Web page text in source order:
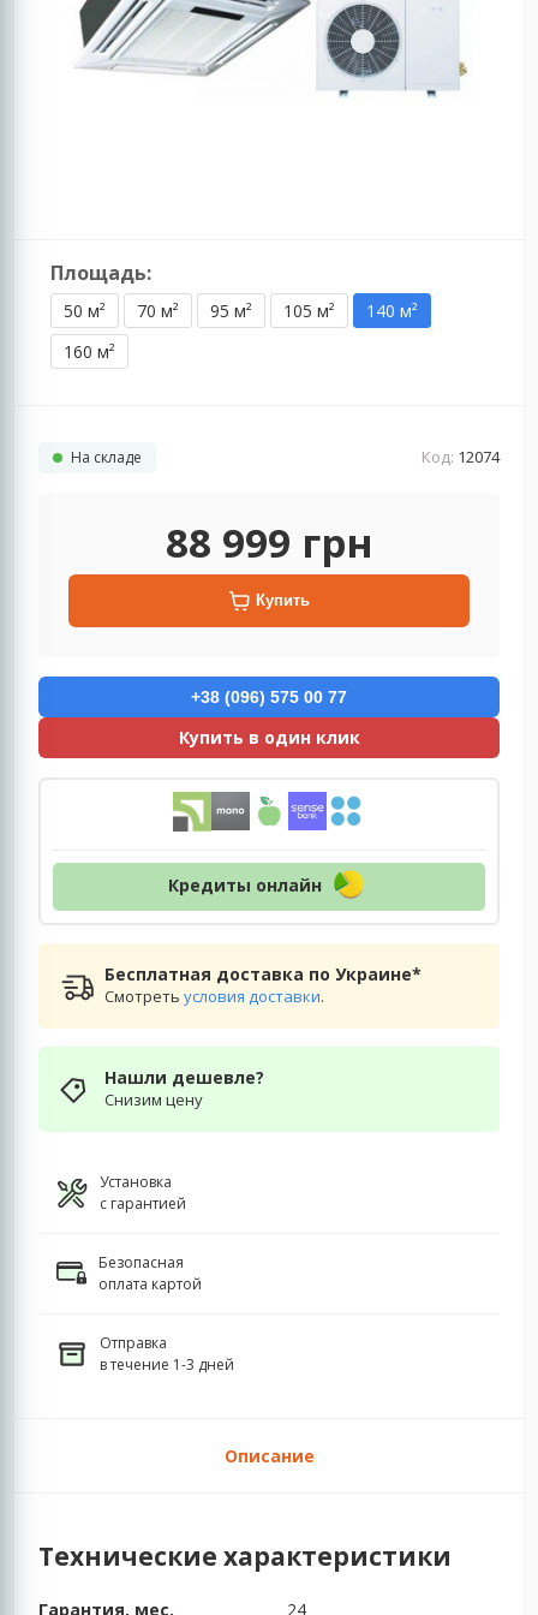
Площадь:
50 м² 70 м² 95 м² 105 м²
140 м²
160 м²
На складе Код: 12074
88 999 грн
Купить
+38 (096) 575 00 77
Купить в один клик
Кредиты онлайн
Бесплатная доставка по Украине*
Смотретьусловия доставки.
Нашли дешевле?
Снизим цену
Установка
с гарантией
Безопасная
оплата картой
Отправка
в течение 1-3 дней
Описание
Технические характеристики
Гарантия, мес. 24